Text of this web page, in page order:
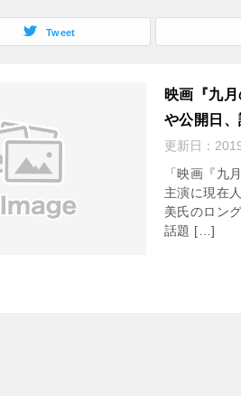
Tweet
映画『九
や公開日
更新日：
「映画『九
主演に現在
美氏のロン
話題 […]